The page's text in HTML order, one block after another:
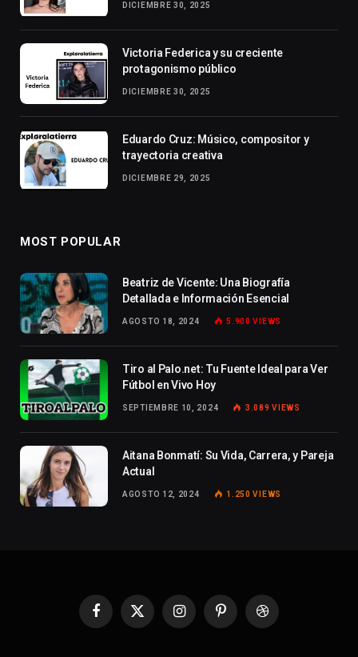
DICIEMBRE 30, 2025
Victoria Federica y su creciente
protagonismo público
DICIEMBRE 30, 2025
Eduardo Cruz: Músico, compositor y
trayectoria creativa
DICIEMBRE 29, 2025
MOST POPULAR
Beatriz de Vicente: Una Biografía
Detallada e Información Esencial
AGOSTO 18, 2024 5.900VIEWS
Tiro al Palo.net: Tu Fuente Ideal para Ver
Fútbol en Vivo Hoy
SEPTIEMBRE 10, 2024 3.089VIEWS
Aitana Bonmatí: Su Vida, Carrera, y Pareja
Actual
AGOSTO 12, 2024 1.250VIEWS
Facebook
X
InstagramPinterestDribbble